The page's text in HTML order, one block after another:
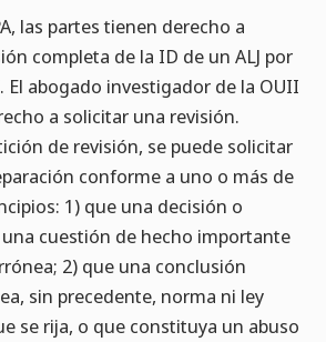
las partes tienen derecho a
completa de la ID de un ALJ por
El abogado investigador de la OUII
a solicitar una revisión.
de revisión, se puede solicitar
conforme a uno o más de
1) que una decisión o
cuestión de hecho importante
2) que una conclusión
sin precedente, norma ni ley
se rija, o que constituya un abuso